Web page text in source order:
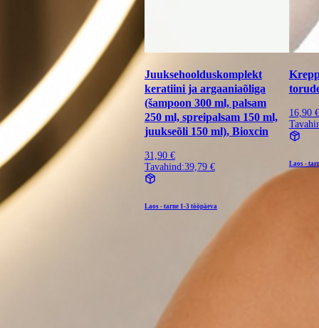
Juuksehoolduskomplekt
keratiini ja argaaniaõliga
(šampoon 300 ml, palsam
250 ml, spreipalsam 150 ml,
juukseõli 150 ml), Bioxcin
31,90 €
Tavahind:39,79 €
Laos - tarne 1-3 tööpäeva
16,90 €
Laos -